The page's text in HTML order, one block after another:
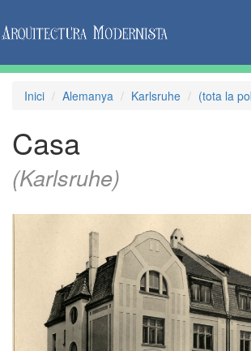
Inici Alemanya Karlsruhe (tota la
Casa
(Karlsruhe)